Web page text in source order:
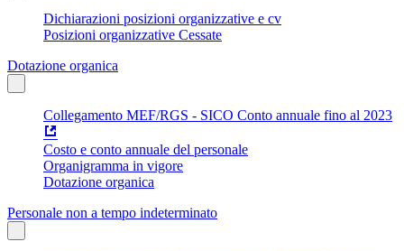
Dichiarazioni posizioni organizzative e cv
Posizioni organizzative Cessate
Dotazione organica
Collegamento MEF/RGS - SICO Conto annuale fino al 2023
Costo e conto annuale del personale
Organigramma in vigore
Dotazione organica
Personale non a tempo indeterminato